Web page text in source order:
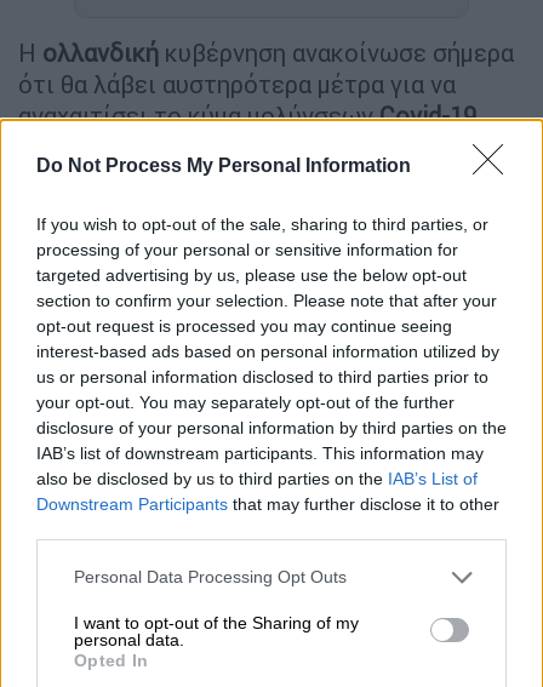
Do Not Process My Personal Information
If you wish to opt-out of the sale, sharing to third parties, or
processing of your personal or sensitive information for
targeted advertising by us, please use the below opt-out
section to confirm your selection. Please note that after your
opt-out request is processed you may continue seeing
interest-based ads based on personal information utilized by
us or personal information disclosed to third parties prior to
your opt-out. You may separately opt-out of the further
disclosure of your personal information by third parties on the
IAB’s list of downstream participants. This information may
also be disclosed by us to third parties on the IAB’s List of
Downstream Participants that may further disclose it to other
Please note that this website/app uses one or more Google
not limited to your visit or usage behaviour. You may click to
grant or deny consent to Google and its third-party tags to
use your data for below specified purposes in below Google
Personal Data Processing Opt Outs
I want to opt-out of the Sharing of my
personal data.
Opted In
Η ολλανδική κυβέρνηση ανακοίνωσε σήμερα
ότι θα λάβει αυστηρότερα μέτρα για να
αναχαιτίσει το κύμα μολύνσεωνCovid-19,
την ώρα που τα νοσοκομεία περιορίζουν τις
υπηρεσίες υγείας για άλλες ασθένειες
νέοκορονοϊό.
Περίπου το 85% του ενήλικου πληθυσμού
στηνΟλλανδία έχειεμβολιαστείπλήρως
κατά της Covid-19, όμως η χώρα καταγράφει
κατά μέσο όρο περισσότερα από 20.000 νέα
κρούσματα την ημέρα την τελευταία
εβδομάδα, ξεπερνώντας τα υψηλά ρεκόρ των
προηγούμενων κυμάτων. «Ότι θα χρειαστούν
αυστηρά μέτρα είναι πέραν αμφιβολίας»,
είπε σε δημοσιογράφους στη Χάγη ο
Ολλανδός υπουργός Υγείας Ούγκο ντε
Ο ίδιος παραδέχθηκε πως τα